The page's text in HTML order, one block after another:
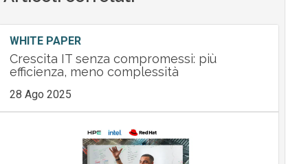
WHITE PAPER
Crescita IT senza compromessi: più
efficienza, meno complessità
28 Ago 2025